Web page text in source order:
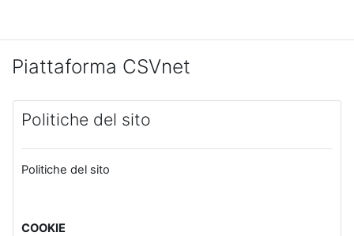
Piattaforma CSVnet
Politiche del sito
Politiche del sito
COOKIE